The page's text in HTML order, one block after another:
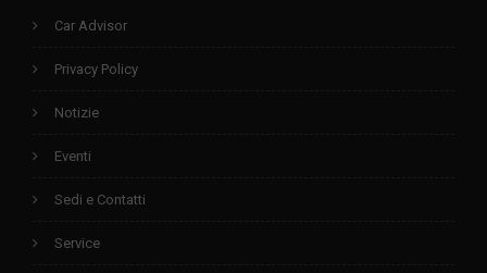
Car Advisor
Privacy Policy
Notizie
Eventi
Sedi e Contatti
Service